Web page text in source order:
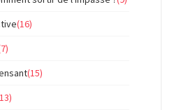
(16)
(15)